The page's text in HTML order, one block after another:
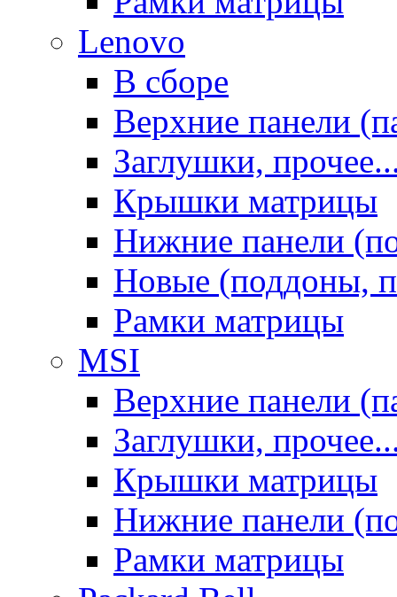
Lenovo
В сборе
Верхние панели
Заглушки,
Крышки матрицы
Нижние панели
Новые (поддоны,
Рамки матрицы
MSI
Верхние панели
Заглушки,
Крышки матрицы
Нижние панели
Рамки матрицы